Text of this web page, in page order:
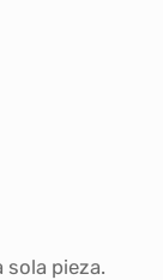
sola pieza.